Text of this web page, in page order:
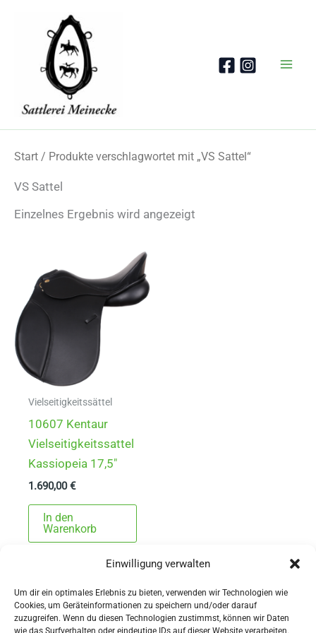
Einwilligung verwalten
Um dir ein optimales Erlebnis zu bieten, verwenden wir Technologien wie
Cookies, um Geräteinformationen zu speichern und/oder darauf
zuzugreifen. Wenn du diesen Technologien zustimmst, können wir Daten
wie das Surfverhalten oder eindeutige IDs auf dieser Website verarbeiten.
Start / Produkte verschlagwortet mit „VS Sattel“
VS Sattel
Einzelnes Ergebnis wird angezeigt
Vielseitigkeitssättel
10607 Kentaur
Vielseitigkeitssattel
Kassiopeia 17,5″
1.690,00€
In den
Warenkorb